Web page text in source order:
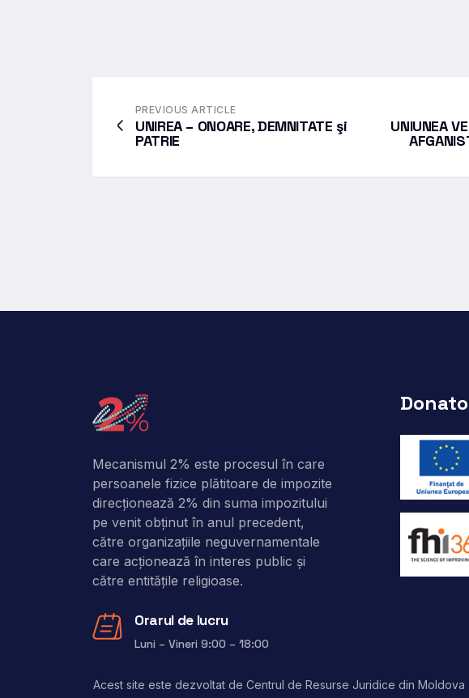
PREVIOUS ARTICLE
UNIREA – ONOARE, DEMNITATE şi
PATRIE
UNIUNEA
Mecanismul 2% este procesul în care
persoanele fizice plătitoare de impozite
direcţionează 2% din suma impozitului
pe venit obţinut în anul precedent,
către organizaţiile neguvernamentale
care acţionează în interes public şi
către entitățile religioase.
Orarul de lucru
Luni – Vineri 9:00 – 18:00
Acest site este dezvoltat de Centrul de Resurse Juridice din